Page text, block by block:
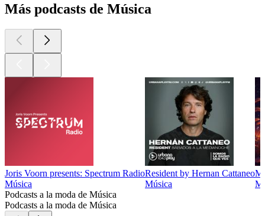
Más podcasts de Música
Joris Voorn presents: Spectrum Radio
Música
Resident by Hernan Cattaneo
Música
Podcasts a la moda de Música
Podcasts a la moda de Música